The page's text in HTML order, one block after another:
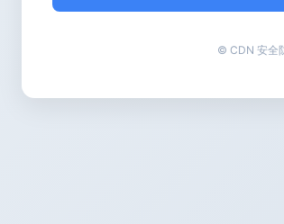
© CDN 安全